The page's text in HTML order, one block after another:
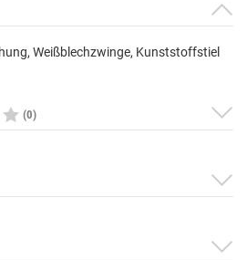
Weißblechzwinge, Kunststoffstiel
(0)